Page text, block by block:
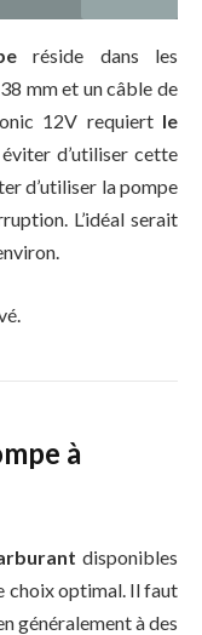
réside dans les
mm et un câble de
12V requiert le
d’utiliser cette
d’utiliser la pompe
L’idéal serait
à
disponibles
choix optimal. Il faut
généralement à des